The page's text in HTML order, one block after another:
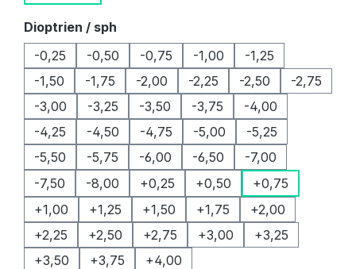
Dioptrien / sph
-0,25
-0,50 -0,75 -1,00
-1,25
-1,50
-1,75 -2,00 -2,25 -2,50
-2,75
-3,00
-3,25 -3,50 -3,75
-4,00
-4,25
-4,50 -4,75 -5,00
-5,25
-5,50
-5,75 -6,00 -6,50
-7,00
-7,50
-8,00 +0,25 +0,50
+0,75
+1,00
+1,25 +1,50 +1,75
+2,00
+2,25
+2,50 +2,75 +3,00
+3,25
+3,50
+3,75 +4,00